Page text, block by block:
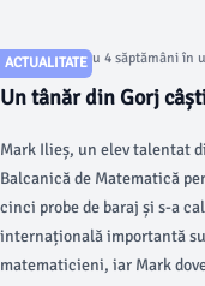
ACTUALITATE
Articol postat cu 4 săptămâni în
Un tânăr din Gorj
Mark Ilieș, un elev talentat
Balcanică de Matematică
cinci probe de baraj și s-a
internațională importantă
matematicieni, iar Mark